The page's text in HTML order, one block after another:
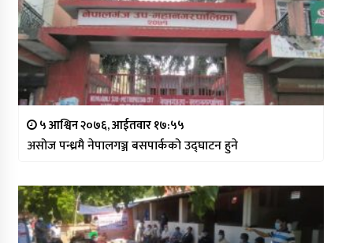
५ आश्विन २०७६, आईतवार १७:५५
असोज पन्ध्रमै नेपालगञ्ज बसपार्कको उद्घाटन हुने